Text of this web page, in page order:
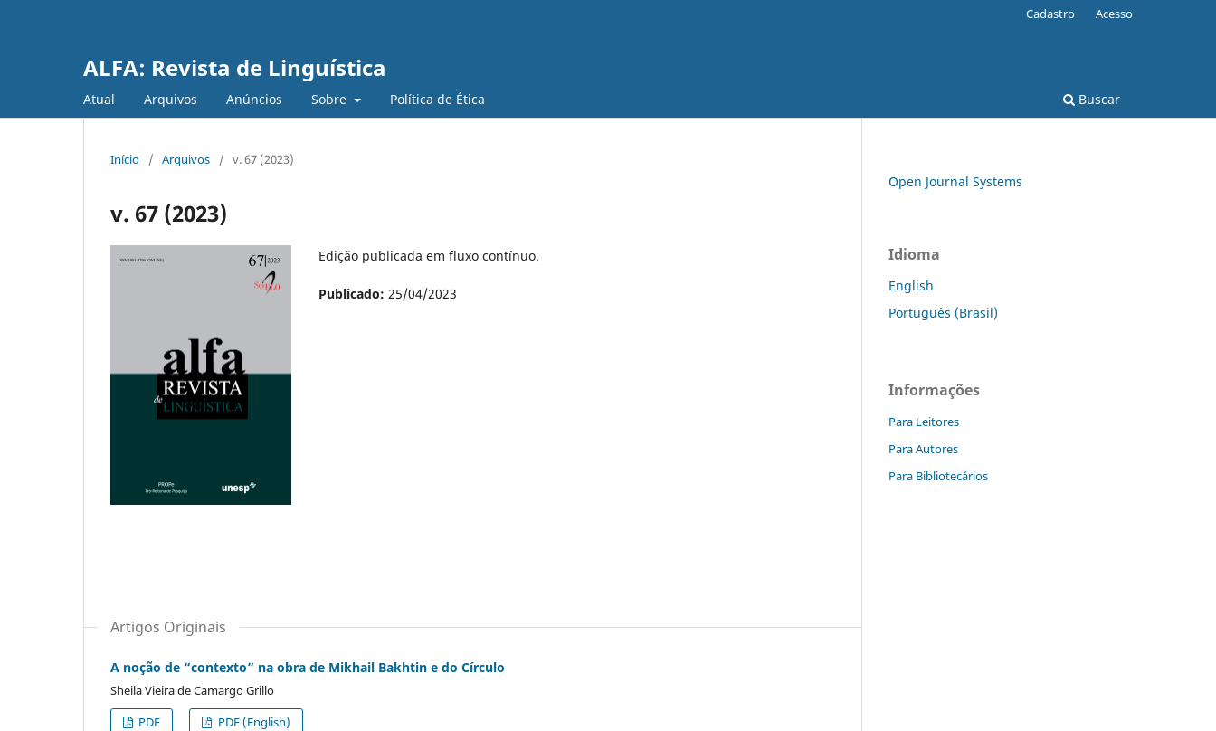
ALFA: Revista de Linguística
Atual Arquivos Anúncios Sobre Política de Ética Buscar
Cadastro Acesso
Início / Arquivos / v. 67 (2023)
v. 67 (2023)
Edição publicada em fluxo contínuo.
Publicado: 25/04/2023
Artigos Originais
A noção de “contexto” na obra de Mikhail Bakhtin e do Círculo
Sheila Vieira de Camargo Grillo
PDF
PDF (English)
Open Journal Systems
Idioma
English
Português (Brasil)
Informações
Para Leitores
Para Autores
Para Bibliotecários